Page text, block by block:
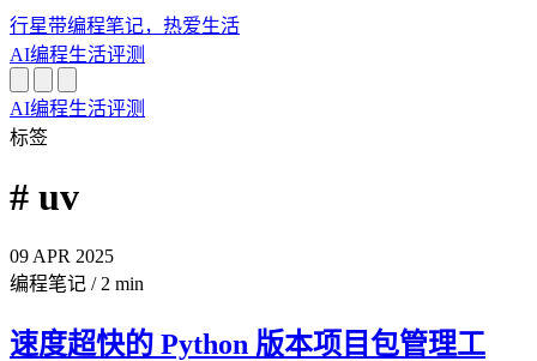
行星带编程笔记，热爱生活
AI编程生活评测
AI编程生活评测
标签
# uv
09 APR 2025
编程笔记 / 2 min
速度超快的 Python 版本项目包管理工